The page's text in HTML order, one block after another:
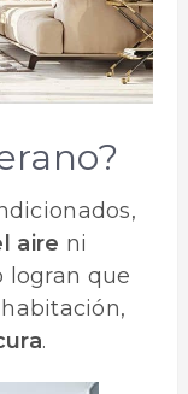
aire ni
logran que
.